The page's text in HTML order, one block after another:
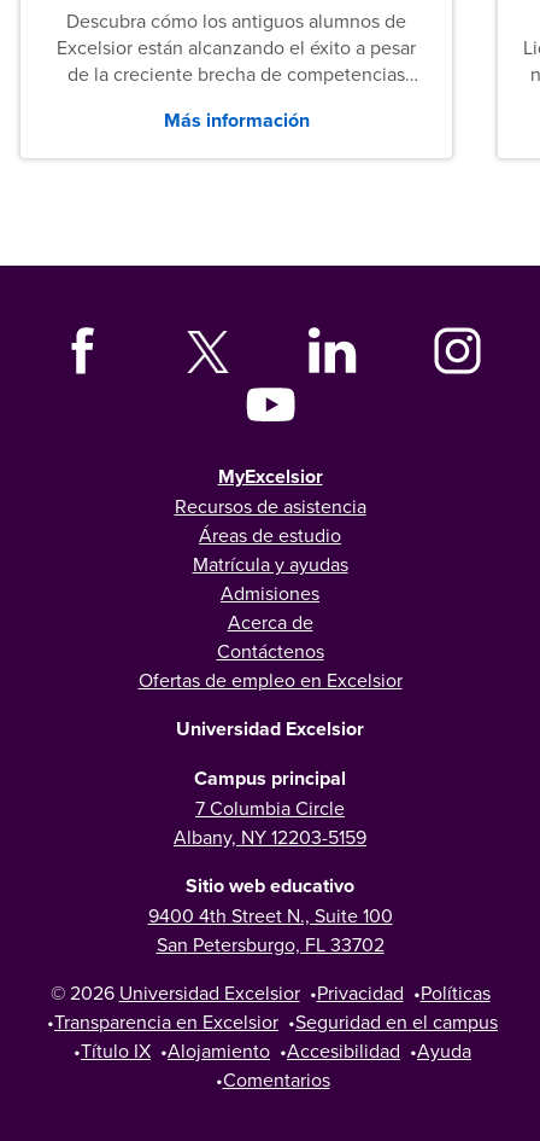
Descubra cómo los antiguos alumnos de
Excelsior están alcanzando el éxito a pesar
de la creciente brecha de competencias
tanto las empresas como los recién
graduados en todo Estados Unidos.
Más información
MyExcelsior
Recursos de asistencia
Áreas de estudio
Matrícula y ayudas
Admisiones
Acerca de
Contáctenos
Ofertas de empleo en Excelsior
Universidad Excelsior
Campus principal
7 Columbia Circle
Albany, NY 12203-5159
Sitio web educativo
9400 4th Street N., Suite 100
San Petersburgo, FL 33702
© 2026 Universidad Excelsior •Privacidad •Políticas
•Transparencia en Excelsior •Seguridad en el campus
•Título IX •Alojamiento •Accesibilidad •Ayuda
•Comentarios